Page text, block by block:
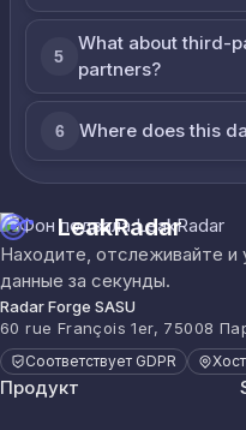
5
What about third-
partners?
6 Where does this
LeakRadar
Находите, отслеживайте и
данные за секунды.
Radar Forge SASU
60 rue François 1er, 75008
Соответствует GDPR
Продукт